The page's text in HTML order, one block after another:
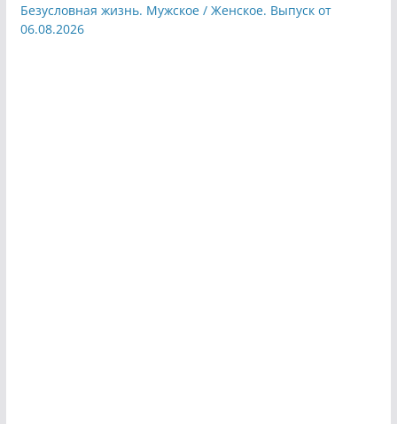
Безусловная жизнь. Мужское / Женское. Выпуск от
06.08.2026